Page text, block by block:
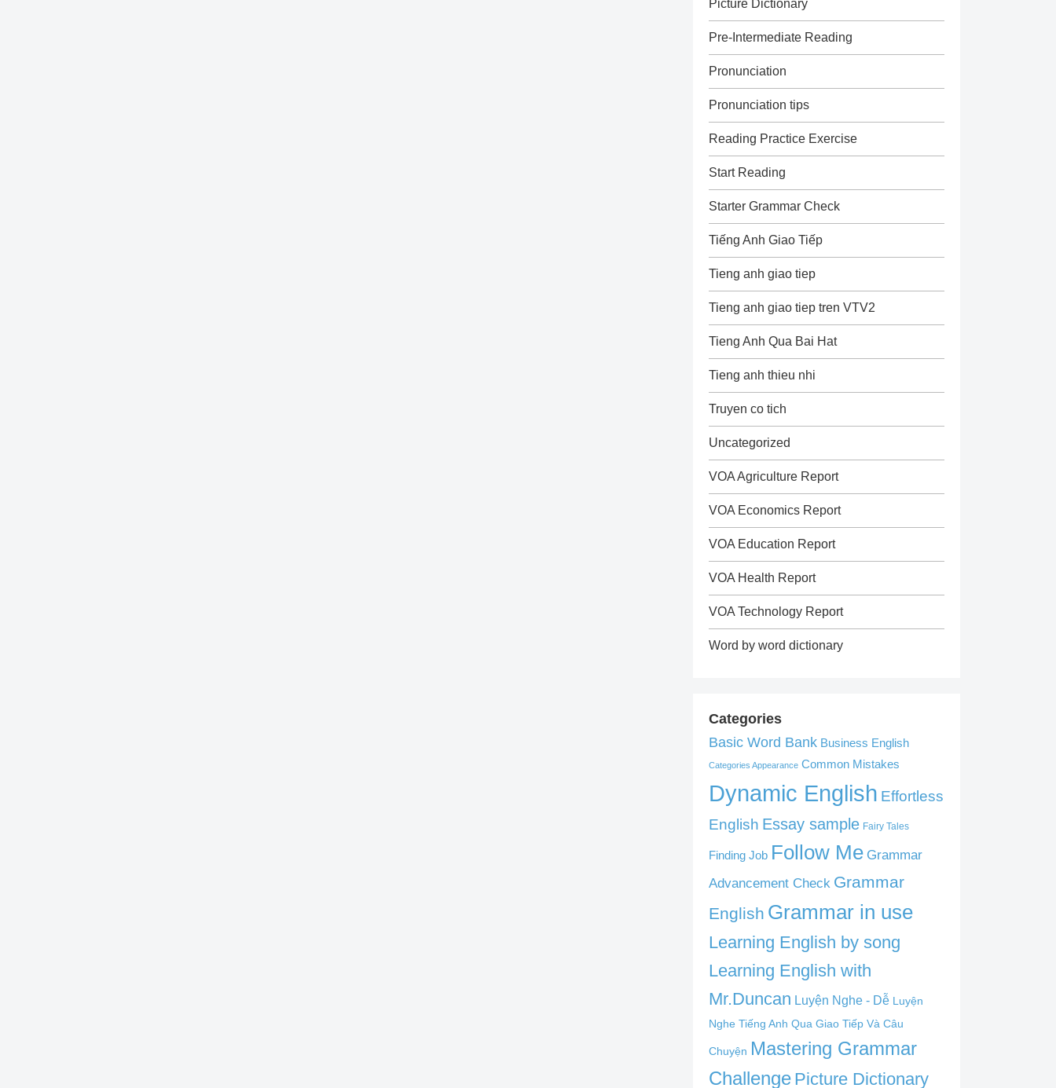
Picture Dictionary
Pre-Intermediate Reading
Pronunciation
Pronunciation tips
Reading Practice Exercise
Start Reading
Starter Grammar Check
Tiếng Anh Giao Tiếp
Tieng anh giao tiep
Tieng anh giao tiep tren VTV2
Tieng Anh Qua Bai Hat
Tieng anh thieu nhi
Truyen co tich
Uncategorized
VOA Agriculture Report
VOA Economics Report
VOA Education Report
VOA Health Report
VOA Technology Report
Word by word dictionary
Categories
Basic Word Bank Business English
Categories Appearance Common Mistakes
Dynamic English Effortless
English Essay sample Fairy Tales
Finding Job Follow Me Grammar
Advancement Check Grammar
English Grammar in use
Learning English by song
Learning English with
Mr.Duncan Luyện Nghe - Dễ Luyện
Nghe Tiếng Anh Qua Giao Tiếp Và Câu
Chuyện Mastering Grammar
Challenge Picture Dictionary